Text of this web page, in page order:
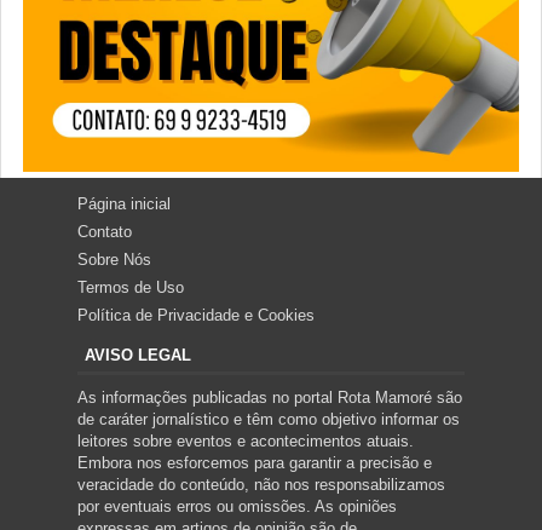
Página inicial
Contato
Sobre Nós
Termos de Uso
Política de Privacidade e Cookies
AVISO LEGAL
As informações publicadas no portal Rota Mamoré são
de caráter jornalístico e têm como objetivo informar os
leitores sobre eventos e acontecimentos atuais.
Embora nos esforcemos para garantir a precisão e
veracidade do conteúdo, não nos responsabilizamos
por eventuais erros ou omissões. As opiniões